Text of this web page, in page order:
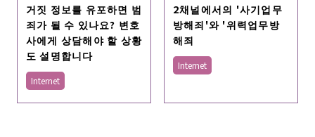
거짓 정보를 유포하면 범
죄가 될 수 있나요? 변호
사에게 상담해야 할 상황
도 설명합니다
Internet
2채널에서의 '사기업무
방해죄'와 '위력업무방
해죄
Internet